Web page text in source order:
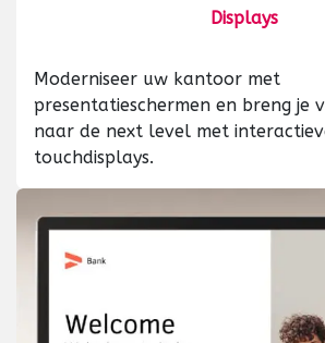
Displays
Moderniseer uw kantoor met
presentatieschermen en breng je
naar de next level met
touchdisplays.